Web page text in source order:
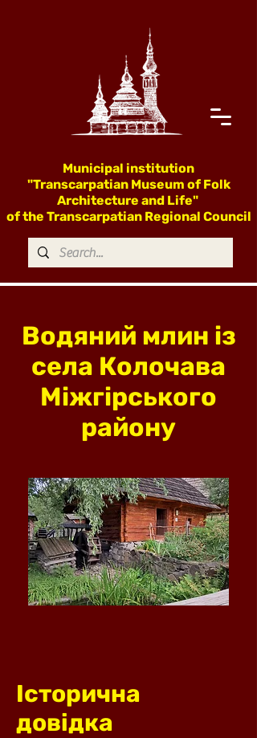
Municipal institution
"Transcarpatian Museum of Folk
Architecture and Life"
of the Transcarpatian Regional Council
Водяний млин із
села Колочава
Міжгірського
району
Історична
довідка